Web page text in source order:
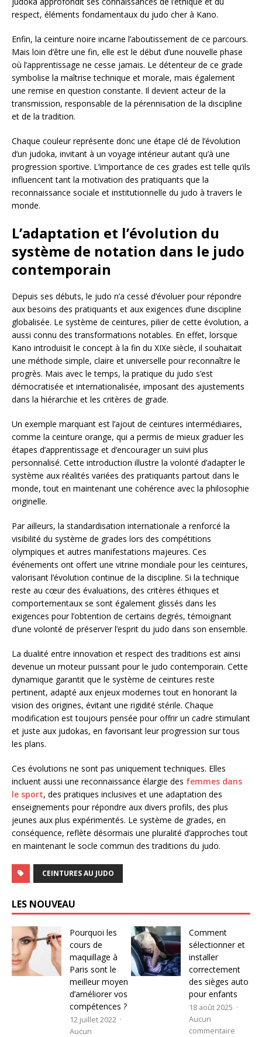
respect, éléments fondamentaux du judo cher à Kano.
Enfin, la ceinture noire incarne l’aboutissement de ce parcours.
Mais loin d’être une fin, elle est le début d’une nouvelle phase
où l’apprentissage ne cesse jamais. Le détenteur de ce grade
symbolise la maîtrise technique et morale, mais également
une remise en question constante. Il devient acteur de la
transmission, responsable de la pérennisation de la discipline
et de la tradition.
Chaque couleur représente donc une étape clé de l’évolution
d’un judoka, invitant à un voyage intérieur autant qu’à une
progression sportive. L’importance de ces grades est telle qu’ils
influencent tant la motivation des pratiquants que la
reconnaissance sociale et institutionnelle du judo à travers le
monde.
L’adaptation et l’évolution du
système de notation dans le judo
contemporain
Depuis ses débuts, le judo n’a cessé d’évoluer pour répondre
aux besoins des pratiquants et aux exigences d’une discipline
globalisée. Le système de ceintures, pilier de cette évolution, a
aussi connu des transformations notables. En effet, lorsque
Kano introduisit le concept à la fin du XIXe siècle, il souhaitait
une méthode simple, claire et universelle pour reconnaître le
progrès. Mais avec le temps, la pratique du judo s’est
démocratisée et internationalisée, imposant des ajustements
dans la hiérarchie et les critères de grade.
Un exemple marquant est l’ajout de ceintures intermédiaires,
comme la ceinture orange, qui a permis de mieux graduer les
étapes d’apprentissage et d’encourager un suivi plus
personnalisé. Cette introduction illustre la volonté d’adapter le
système aux réalités variées des pratiquants partout dans le
monde, tout en maintenant une cohérence avec la philosophie
originelle.
Par ailleurs, la standardisation internationale a renforcé la
visibilité du système de grades lors des compétitions
olympiques et autres manifestations majeures. Ces
événements ont offert une vitrine mondiale pour les ceintures,
valorisant l’évolution continue de la discipline. Si la technique
reste au cœur des évaluations, des critères éthiques et
comportementaux se sont également glissés dans les
exigences pour l’obtention de certains degrés, témoignant
d’une volonté de préserver l’esprit du judo dans son ensemble.
La dualité entre innovation et respect des traditions est ainsi
devenue un moteur puissant pour le judo contemporain. Cette
dynamique garantit que le système de ceintures reste
pertinent, adapté aux enjeux modernes tout en honorant la
vision des origines, évitant une rigidité stérile. Chaque
modification est toujours pensée pour offrir un cadre stimulant
et juste aux judokas, en favorisant leur progression sur tous
les plans.
Ces évolutions ne sont pas uniquement techniques. Elles
incluent aussi une reconnaissance élargie des femmes dans
le sport, des pratiques inclusives et une adaptation des
enseignements pour répondre aux divers profils, des plus
jeunes aux plus expérimentés. Le système de grades, en
conséquence, reflète désormais une pluralité d’approches tout
en maintenant le socle commun des traditions du judo.
CEINTURES AU JUDO
LES NOUVEAU
Pourquoi les
cours de
maquillage à
Paris sont le
meilleur moyen
d’améliorer vos
compétences ?
12 juillet 2022
Aucun
Comment
sélectionner et
installer
correctement
des sièges auto
pour enfants
18 août 2025
Aucun
commentaire